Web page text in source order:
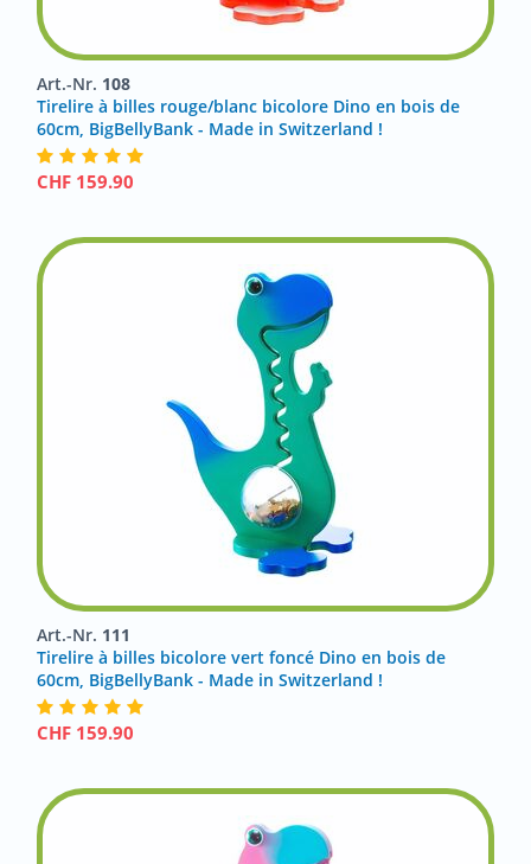
Art.-Nr. 108
Tirelire à billes rouge/blanc bicolore Dino en bois de
60cm, BigBellyBank - Made in Switzerland !
CHF 159.90
Art.-Nr. 111
Tirelire à billes bicolore vert foncé Dino en bois de
60cm, BigBellyBank - Made in Switzerland !
CHF 159.90